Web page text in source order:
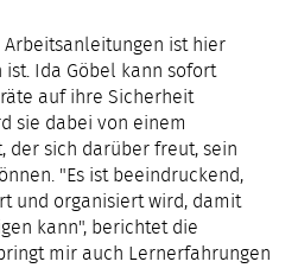
ist hier
ist. Ida Göbel kann sofort
auf ihre Sicherheit
sie dabei von einem
der sich darüber freut, sein
"Es ist beeindruckend,
und organisiert wird, damit
kann", berichtet die
mir auch Lernerfahrungen